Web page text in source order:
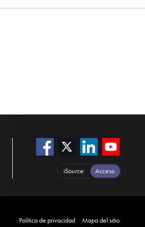
iSource Acceso
Política de privacidad Mapa del sitio